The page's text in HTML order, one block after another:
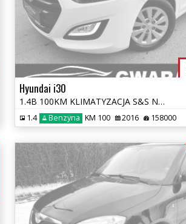
Hyundai i30
1.4B 100KM KLIMATYZACJA S&S NOWY ROZRZĄD BEZWYPADKOWY LEDY OPŁATY
1.4 Benzyna KM 100 2016 158000